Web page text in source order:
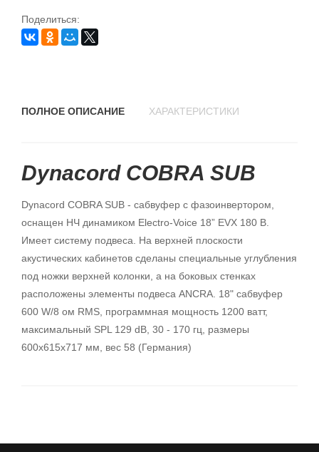
Поделиться:
ПОЛНОЕ ОПИСАНИЕ ХАРАКТЕРИСТИКИ
Dynacord COBRA SUB
Dynacord COBRA SUB - сабвуфер с фазоинвертором,
оснащен НЧ динамиком Electro-Voice 18” EVX 180 B.
Имеет систему подвеса. На верхней плоскости
акустических кабинетов сделаны специальные углубления
под ножки верхней колонки, а на боковых стенках
расположены элементы подвеса ANCRA. 18" сабвуфер
600 W/8 ом RMS, программная мощность 1200 ватт,
максимальный SPL 129 dB, 30 - 170 гц, размеры
600х615х717 мм, вес 58 (Германия)